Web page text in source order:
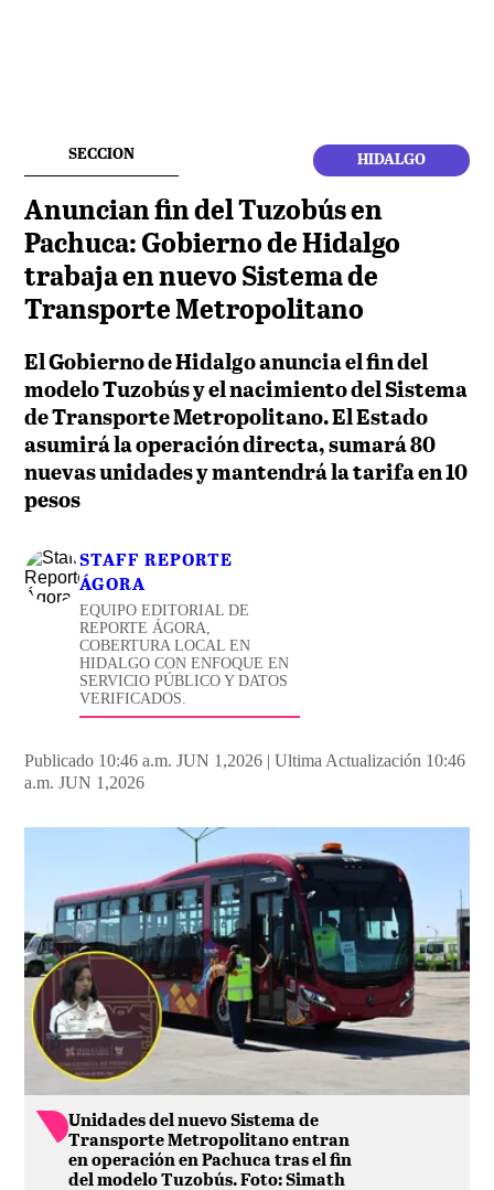
SECCION HIDALGO
Anuncian fin del Tuzobús en
Pachuca: Gobierno de Hidalgo
trabaja en nuevo Sistema de
Transporte Metropolitano
El Gobierno de Hidalgo anuncia el fin del
modelo Tuzobús y el nacimiento del Sistema
de Transporte Metropolitano. El Estado
asumirá la operación directa, sumará 80
nuevas unidades y mantendrá la tarifa en 10
pesos
STAFF REPORTE
ÁGORA
EQUIPO EDITORIAL DE
REPORTE ÁGORA,
COBERTURA LOCAL EN
HIDALGO CON ENFOQUE EN
SERVICIO PÚBLICO Y DATOS
VERIFICADOS.
Publicado 10:46 a.m. JUN 1,2026 | Ultima Actualización 10:46
a.m. JUN 1,2026
Unidades del nuevo Sistema de
Transporte Metropolitano entran
en operación en Pachuca tras el fin
del modelo Tuzobús. Foto: Simath